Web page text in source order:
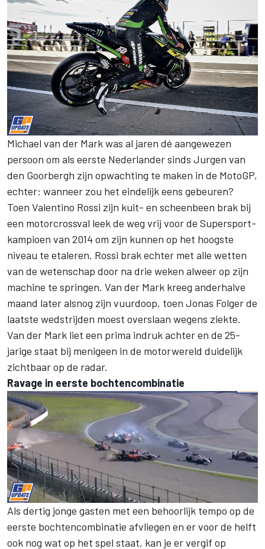
Michael van der Mark was al jaren dé aangewezen
persoon om als eerste Nederlander sinds Jurgen van
den Goorbergh zijn opwachting te maken in de MotoGP,
echter: wanneer zou het eindelijk eens gebeuren?
Toen Valentino Rossi zijn kuit- en scheenbeen brak bij
een motorcrossval leek de weg vrij voor de Supersport-
kampioen van 2014 om zijn kunnen op het hoogste
niveau te etaleren. Rossi brak echter met alle wetten
van de wetenschap door na drie weken alweer op zijn
machine te springen. Van der Mark kreeg anderhalve
maand later alsnog zijn vuurdoop, toen Jonas Folger de
laatste wedstrijden moest overslaan wegens ziekte.
Van der Mark liet een prima indruk achter en de 25-
jarige staat bij menigeen in de motorwereld duidelijk
zichtbaar op de radar.
Ravage in eerste bochtencombinatie
Als dertig jonge gasten met een behoorlijk tempo op de
eerste bochtencombinatie afvliegen en er voor de helft
ook nog wat op het spel staat, kan je er vergif op